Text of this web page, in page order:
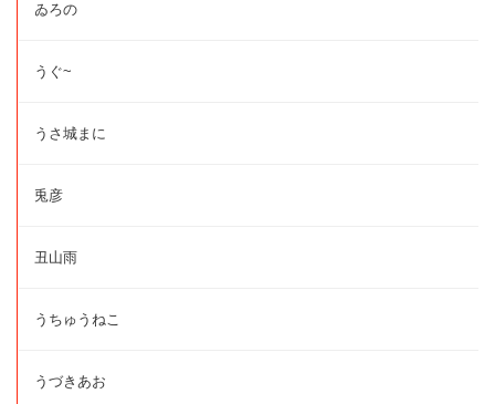
ゐろの
うぐ~
うさ城まに
兎彦
丑山雨
うちゅうねこ
うづきあお